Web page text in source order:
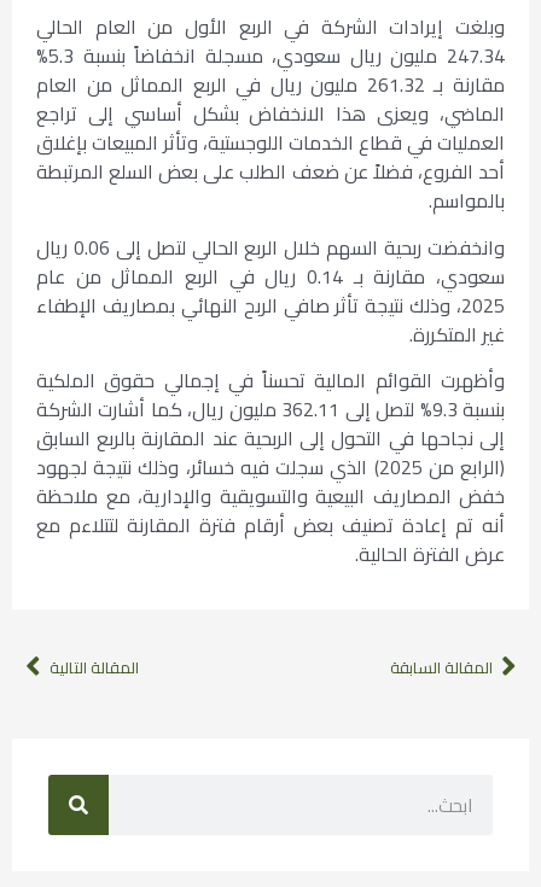
وبلغت إيرادات الشركة في الربع الأول من العام الحالي
247.34 مليون ريال سعودي، مسجلة انخفاضاً بنسبة 5.3%
مقارنة بـ 261.32 مليون ريال في الربع المماثل من العام
الماضي، ويعزى هذا الانخفاض بشكل أساسي إلى تراجع
العمليات في قطاع الخدمات اللوجستية، وتأثر المبيعات بإغلاق
أحد الفروع، فضلاً عن ضعف الطلب على بعض السلع المرتبطة
بالمواسم.
وانخفضت ربحية السهم خلال الربع الحالي لتصل إلى 0.06 ريال
سعودي، مقارنة بـ 0.14 ريال في الربع المماثل من عام
2025، وذلك نتيجة تأثر صافي الربح النهائي بمصاريف الإطفاء
غير المتكررة.
وأظهرت القوائم المالية تحسناً في إجمالي حقوق الملكية
بنسبة 9.3% لتصل إلى 362.11 مليون ريال، كما أشارت الشركة
إلى نجاحها في التحول إلى الربحية عند المقارنة بالربع السابق
(الرابع من 2025) الذي سجلت فيه خسائر، وذلك نتيجة لجهود
خفض المصاريف البيعية والتسويقية والإدارية، مع ملاحظة
أنه تم إعادة تصنيف بعض أرقام فترة المقارنة لتتلاءم مع
عرض الفترة الحالية.
المقالة السابقة المقالة التالية